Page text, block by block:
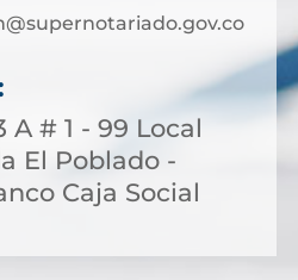
A # 1 - 99 Local
El Poblado -
Caja Social